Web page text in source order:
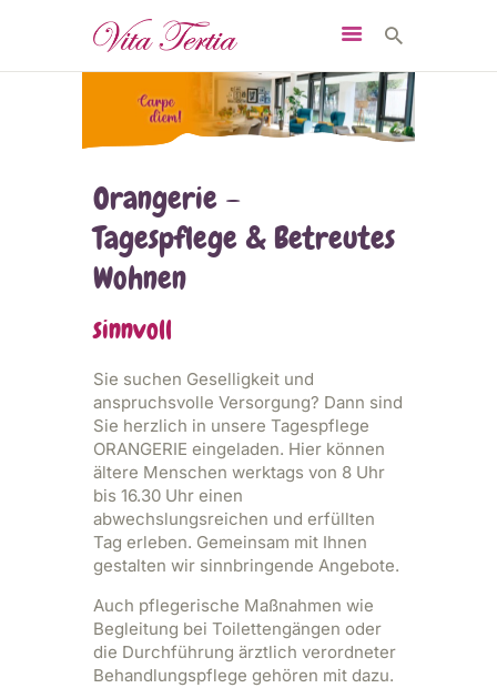
START
DAS SIND WIR
PFLEGEEINRICHTUNGE
N
WILLKOMMEN IM TEAM
Orangerie –
Tagespflege & Betreutes
Wohnen
sinnvoll
Sie suchen Geselligkeit und
anspruchsvolle Versorgung? Dann sind
Sie herzlich in unsere Tagespflege
ORANGERIE eingeladen. Hier können
ältere Menschen werktags von 8 Uhr
bis 16.30 Uhr einen
abwechslungsreichen und erfüllten
Tag erleben. Gemeinsam mit Ihnen
gestalten wir sinnbringende Angebote.
Auch pflegerische Maßnahmen wie
Begleitung bei Toilettengängen oder
die Durchführung ärztlich verordneter
Behandlungspflege gehören mit dazu.